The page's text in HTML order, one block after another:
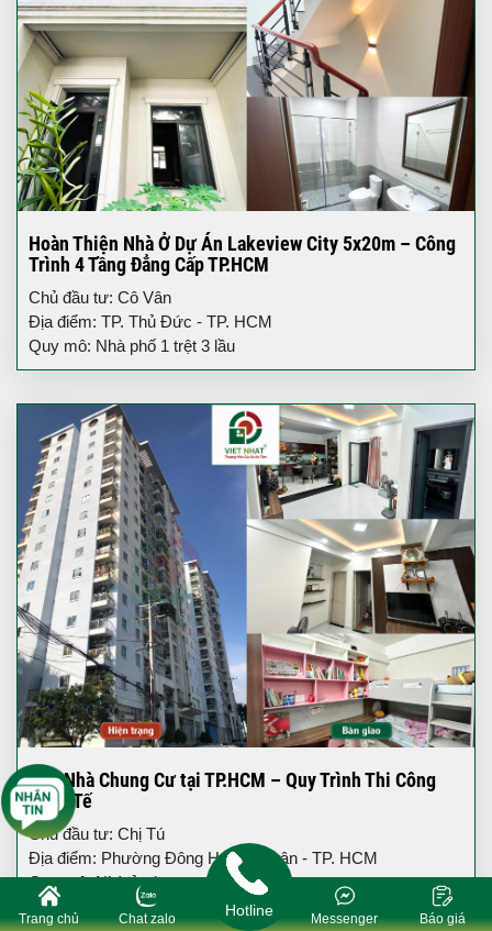
Hoàn Thiện Nhà Ở Dự Án Lakeview City 5x20m – Công
Trình 4 Tầng Đẳng Cấp TP.HCM
Chủ đầu tư: Cô Vân
Địa điểm: TP. Thủ Đức - TP. HCM
Quy mô: Nhà phố 1 trệt 3 lầu
Sửa Nhà Chung Cư tại TP.HCM – Quy Trình Thi Công
Thực Tế
Chủ đầu tư: Chị Tú
Địa điểm: Phường Đông Hưng Thuận - TP. HCM
Quy mô: Nhà ở chung cư
Trang chủ Chat zalo Báo giá
Messenger
Hotline